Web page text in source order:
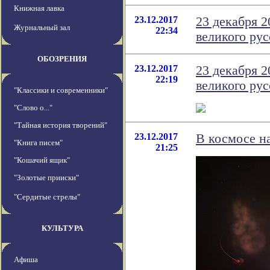
Книжная лавка
Журнальный зал
ОБОЗРЕНИЯ
"Классики и современники"
"Слово о..."
"Тайная история творений"
"Книга писем"
"Кошачий ящик"
"Золотые прииски"
"Сердитые стрелы"
КУЛЬТУРА
Афиша
23.12.2017
22:34
23 декабря
великого
23.12.2017
22:19
23 декабря
великого
23.12.2017
21:25
В космосе